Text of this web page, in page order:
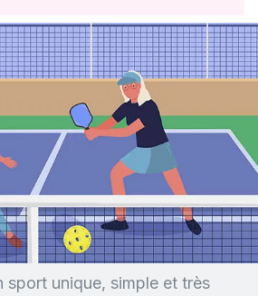
sport unique, simple et très